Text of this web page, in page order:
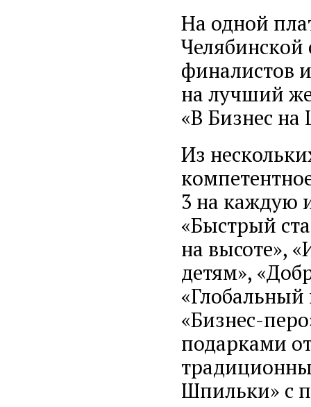
На одной
Челябинской
финалистов
на лучший
«В Бизнес
Из
3 на каждую
«Быстрый
на высоте»,
детям»,
«Бизнес-
подарками
Шпильки» с